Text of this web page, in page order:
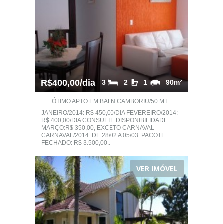
R$400,00/dia 90m²
1
2
3
ÓTIMO APTO EM BALN CAMBORIU/50 MT...
JANEIRO/2014: R$ 450,00/DIA FEVEREIRO/2014:
R$ 400,00/DIA CONSULTE DISPONIBILIDADE
MARÇO:R$ 350,00, EXCETO CARNAVAL
CARNAVAL/2014: DE 28/02 A 05/03: PACOTE
FECHADO: R$ 3.500,00...
VER IMÓVEL